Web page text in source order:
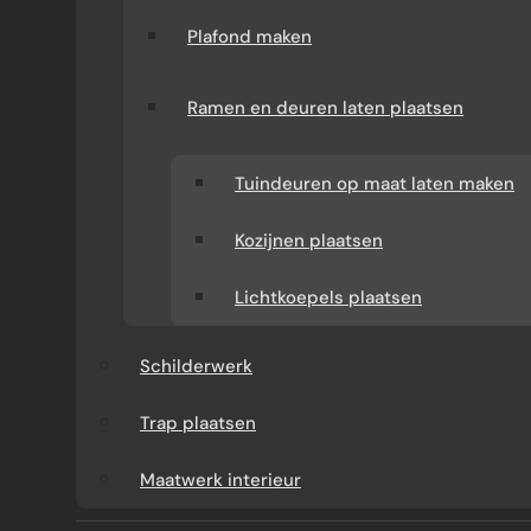
Plafond maken
Ramen en deuren laten plaatsen
Tuindeuren op maat laten maken
Kozijnen plaatsen
Lichtkoepels plaatsen
Schilderwerk
Trap plaatsen
Maatwerk interieur
De onderstaande prijzen zijn richtprijzen voor